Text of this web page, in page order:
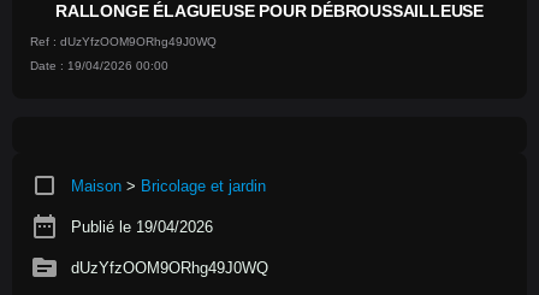
RALLONGE ÉLAGUEUSE POUR DÉBROUSSAILLEUSE
Ref : dUzYfzOOM9ORhg49J0WQ
Date : 19/04/2026 00:00
crop_square Maison > Bricolage et jardin
date_range Publié le 19/04/2026
source dUzYfzOOM9ORhg49J0WQ